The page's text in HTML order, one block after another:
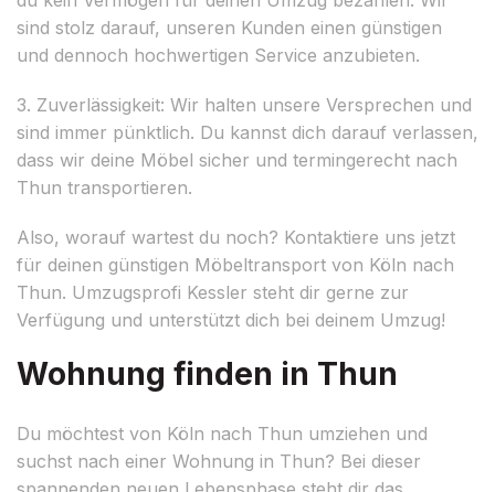
sind stolz darauf, unseren Kunden einen günstigen
und dennoch hochwertigen Service anzubieten.
3. Zuverlässigkeit: Wir halten unsere Versprechen und
sind immer pünktlich. Du kannst dich darauf verlassen,
dass wir deine Möbel sicher und termingerecht nach
Thun transportieren.
Also, worauf wartest du noch? Kontaktiere uns jetzt
für deinen günstigen Möbeltransport von Köln nach
Thun. Umzugsprofi Kessler steht dir gerne zur
Verfügung und unterstützt dich bei deinem Umzug!
Wohnung finden in Thun
Du möchtest von Köln nach Thun umziehen und
suchst nach einer Wohnung in Thun? Bei dieser